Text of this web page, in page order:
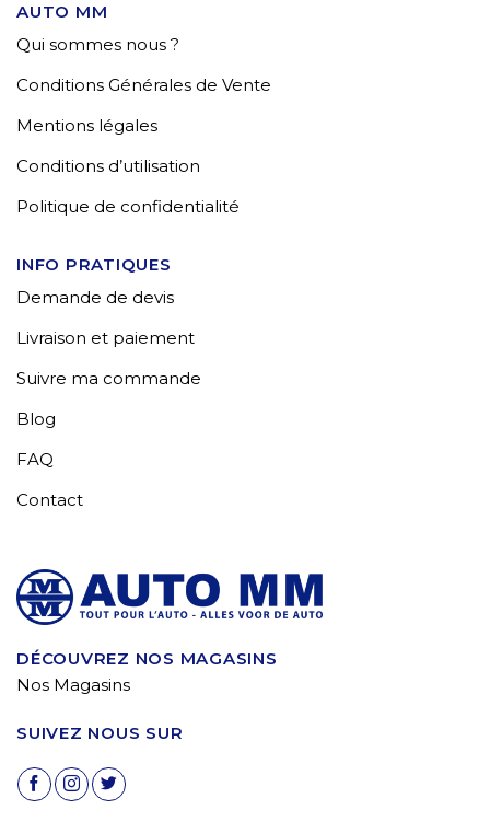
AUTO MM
Qui sommes nous ?
Conditions Générales de Vente
Mentions légales
Conditions d’utilisation
Politique de confidentialité
INFO PRATIQUES
Demande de devis
Livraison et paiement
Suivre ma commande
Blog
FAQ
Contact
DÉCOUVREZ NOS MAGASINS
Nos Magasins
SUIVEZ NOUS SUR